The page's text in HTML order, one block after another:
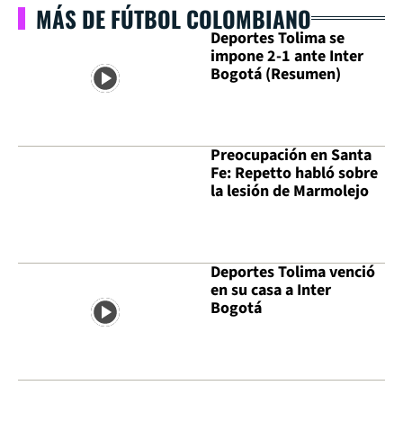
MÁS DE FÚTBOL COLOMBIANO
Deportes Tolima se
impone 2-1 ante Inter
Bogotá (Resumen)
Preocupación en Santa
Fe: Repetto habló sobre
la lesión de Marmolejo
Deportes Tolima venció
en su casa a Inter
Bogotá